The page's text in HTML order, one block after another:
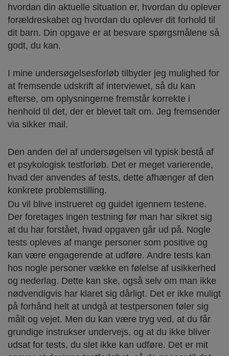
hvordan din aktuelle situation er, hvordan du oplever
forældreskabet og hvordan du oplever dit forhold til
dit barn. Din opgave er at besvare spørgsmålene så
godt, du kan.
I mine undersøgelsesforløb tilbyder jeg mulighed for
at fremsende udskrift af interviewet, så du kan
efterse, om oplysningerne fremstår korrekte i
henhold til det, der er blevet talt om. Jeg fremsender
via sikker mail.
Den anden del af undersøgelsen vil typisk bestå af
et psykologisk testforløb. Det er meget varierende,
hvad der anvendes af tests, dette afhænger af den
konkrete problemstilling.
Du vil blive instrueret og guidet igennem testene.
Der foretages ingen testning før man har sikret sig
at du har forstået, hvad opgaven går ud på. Nogle
tests opleves af mange personer som positive og
kan være engagerende at udføre. Andre tests kan
hos nogle personer vække en følelse af usikkerhed
og nederlag. Dette kan ske, også selv om man ikke
nødvendigvis har klaret sig dårligt. Det er ikke muligt
på forhånd helt at undgå at testpersonen føler sig
målt og vejet. Men du kan være tryg ved, at du får
grundige instrukser undervejs, og at du ikke bliver
udsat for tests, du slet ikke kan udføre. Det er mit